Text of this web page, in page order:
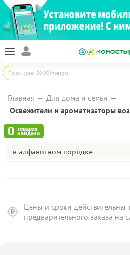
Главная
Для дома и семьи
Освежители и ароматизаторы
0 товаров
найдено
в алфавитном порядке
Цены и сроки действительны
предварительного заказа на